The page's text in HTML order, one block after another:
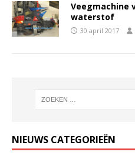
Veegmachine
waterstof
30 april 2017
NIEUWS CATEGORIEËN